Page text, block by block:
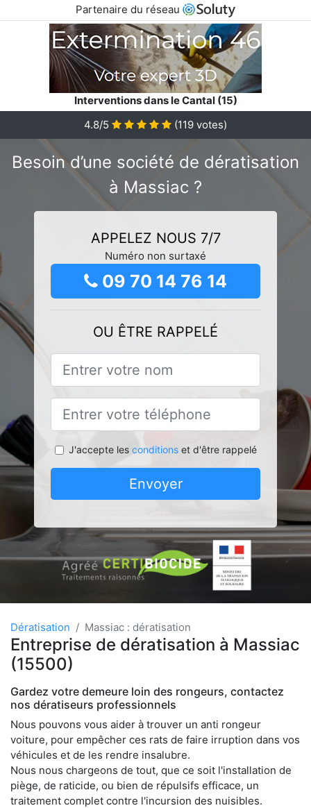
Partenaire du réseau
Interventions dans le Cantal (15)
4.8/5
(119 votes)
Besoin d’une société de dératisation
à Massiac ?
APPELEZ NOUS 7/7
Numéro non surtaxé
09 70 14 76 14
OU ÊTRE RAPPELÉ
J'accepte les conditionset d'être rappelé
Envoyer
Dératisation Massiac : dératisation
Entreprise de dératisation à Massiac
(15500)
Gardez votre demeure loin des rongeurs, contactez
nos dératiseurs professionnels
Nous pouvons vous aider à trouver un anti rongeur
voiture, pour empêcher ces rats de faire irruption dans vos
véhicules et de les rendre insalubre.
Nous nous chargeons de tout, que ce soit l'installation de
piège, de raticide, ou bien de répulsifs efficace, un
traitement complet contre l'incursion des nuisibles.